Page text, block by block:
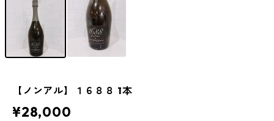
【ノンアル】１６８８ 1本
¥28,000